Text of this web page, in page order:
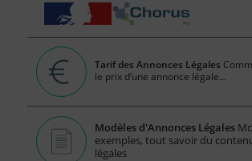
Tarif des Annonces Légales
le prix d’une annonce légale...
Modèles d'Annonces Légales
exemples, tout savoir du
légales